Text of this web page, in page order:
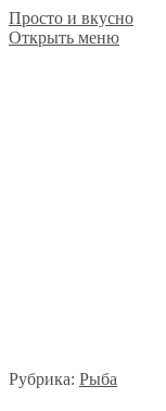
Просто и вкусно
Открыть меню
Рубрика: Рыба